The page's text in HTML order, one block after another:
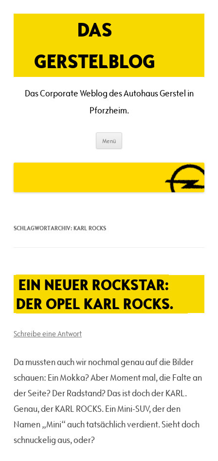
Inhalt
DAS
GERSTELBLOG
Das Corporate Weblog des Autohaus Gerstel in
Pforzheim.
Menü
SCHLAGWORTARCHIV:KARL ROCKS
EIN NEUER ROCKSTAR:
DER OPEL KARL ROCKS.
Schreibe eine Antwort
Da mussten auch wir nochmal genau auf die Bilder
schauen: Ein Mokka? Aber Moment mal, die Falte an
der Seite? Der Radstand? Das ist doch der KARL.
Genau, der KARL ROCKS. Ein Mini-SUV, der den
Namen „Mini“ auch tatsächlich verdient. Sieht doch
schnuckelig aus, oder?